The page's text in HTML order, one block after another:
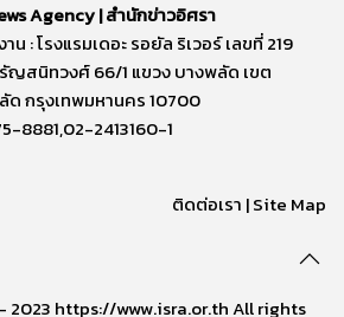
Agency | สำนักข่าวอิศรา
น : โรงแรมเดอะ รอยัล ริเวอร์ เลขที่ 219
ญสนิทวงศ์ 66/1 แขวง บางพลัด เขต
ด กรุงเทพมหานคร 10700
8881,02-2413160-1
ติดต่อเรา |Site Map
2023 https://www.isra.or.th All rights